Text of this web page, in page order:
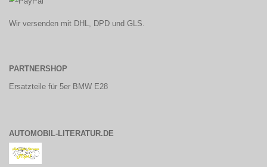
Wir versenden mit DHL, DPD und GLS.
PARTNERSHOP
Ersatzteile für 5er BMW E28
AUTOMOBIL-LITERATUR.DE